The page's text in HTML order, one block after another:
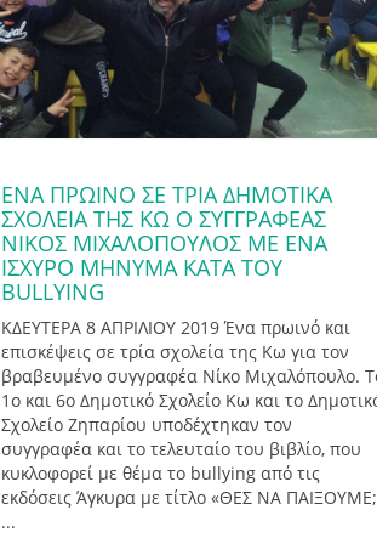
ΈΝΑ ΠΡΩΙΝΌ ΣΕ ΤΡΊΑ ΔΗΜΟΤΙΚΆ
ΣΧΟΛΕΊΑ ΤΗΣ ΚΩ Ο ΣΥΓΓΡΑΦΈΑΣ
ΝΊΚΟΣ ΜΙΧΑΛΌΠΟΥΛΟΣ ΜΕ ΈΝΑ
ΙΣΧΥΡΌ ΜΉΝΥΜΑ ΚΑΤΆ ΤΟΥ
BULLYING
ΚΔΕΥΤΕΡΑ 8 ΑΠΡΙΛΙΟΥ 2019 Ένα πρωινό και
επισκέψεις σε τρία σχολεία της Κω για τον
βραβευμένο συγγραφέα Νίκο Μιχαλόπουλο.
1ο και 6ο Δημοτικό Σχολείο Κω και το
Σχολείο Ζηπαρίου υποδέχτηκαν τον
συγγραφέα και το τελευταίο του βιβλίο, που
κυκλοφορεί με θέμα το bullying από τις
εκδόσεις Άγκυρα με τίτλο «ΘΕΣ ΝΑ ΠΑΙΞΟΥΜΕ;
...